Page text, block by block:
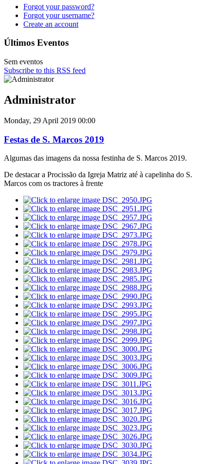
Forgot your password?
Forgot your username?
Create an account
Últimos Eventos
Sem eventos
Subscribe to this RSS feed
Administrator
Monday, 29 April 2019 00:00
Festas de S. Marcos 2019
Algumas das imagens da nossa festinha de S. Marcos 2019.
De destacar a Procissão da Igreja Matriz até à capelinha do S.
Marcos com os tractores à frente